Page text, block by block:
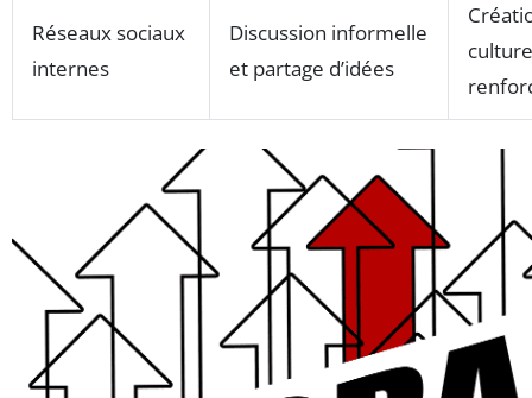
Réseaux sociaux
internes
Discussion informelle
et partage d’idées